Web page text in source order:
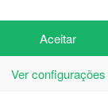
Aceitar
Ver configurações